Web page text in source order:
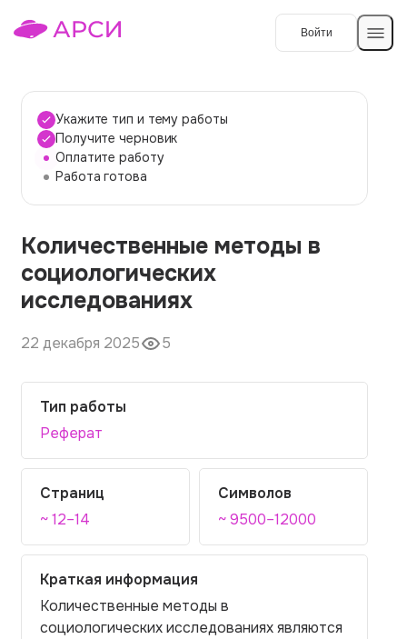
Войти
Темы работ
О сервисе
О компании
Наши гарантии
Вопросы и ответы
Контакты
Укажите тип и тему работы
Получите черновик
Оплатите работу
Работа готова
Количественные методы в
социологических
исследованиях
22 декабря 2025 5
Тип работы
Реферат
Страниц
~ 12–14
Символов
~ 9500–12000
Краткая информация
Количественные методы в
социологических исследованиях являются